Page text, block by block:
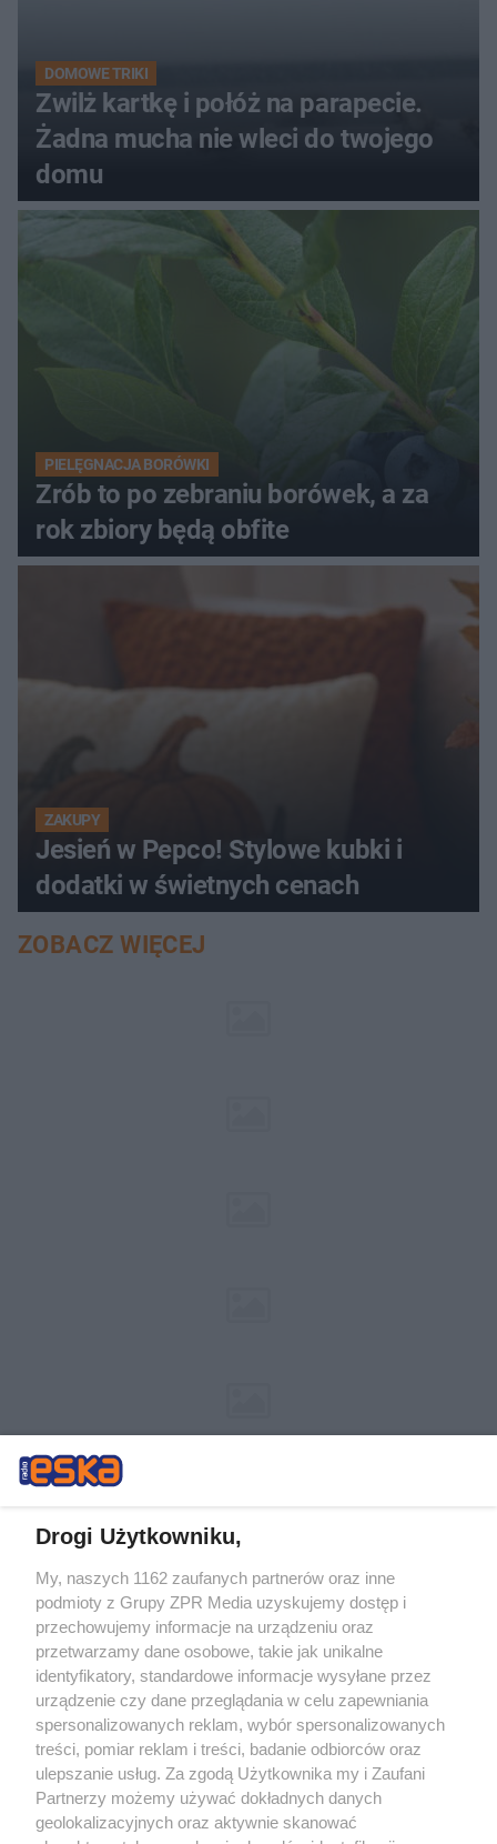
DOMOWE TRIKI
Zwilż kartkę i połóż na parapecie.
Żadna mucha nie wleci do twojego
domu
PIELĘGNACJA BORÓWKI
Zrób to po zebraniu borówek, a za
rok zbiory będą obfite
ZAKUPY
Jesień w Pepco! Stylowe kubki i
dodatki w świetnych cenach
ZOBACZ WIĘCEJ
Żaden utwór zamieszczony w serwisie nie może być powielany i
rozpowszechniany lub dalej rozpowszechniany w jakikolwiek sposób (w
tym także elektroniczny lub mechaniczny) na jakimkolwiek polu
eksploatacji w jakiejkolwiek formie, włącznie z umieszczaniem w
Internecie bez pisemnej zgody właściciela praw. Jakiekolwiek użycie lub
wykorzystanie utworów w całości lub w części z naruszeniem prawa,
tzn. bez właściwej zgody, jest zabronione pod groźbą kary i może być
ścigane prawnie.
Drogi Użytkowniku,
My, naszych 1162 zaufanych partnerów oraz inne
podmioty z Grupy ZPR Media uzyskujemy dostęp i
przechowujemy informacje na urządzeniu oraz
przetwarzamy dane osobowe, takie jak unikalne
identyfikatory, standardowe informacje wysyłane przez
urządzenie czy dane przeglądania w celu zapewniania
spersonalizowanych reklam, wybór spersonalizowanych
treści, pomiar reklam i treści, badanie odbiorców oraz
ulepszanie usług. Za zgodą Użytkownika my i Zaufani
Partnerzy możemy używać dokładnych danych
geolokalizacyjnych oraz aktywnie skanować